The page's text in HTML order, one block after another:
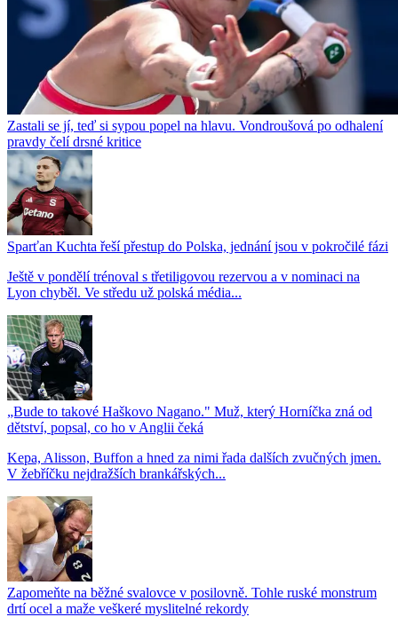
Zastali se jí, teď si sypou popel na hlavu. Vondroušová po odhalení
pravdy čelí drsné kritice
Sparťan Kuchta řeší přestup do Polska, jednání jsou v pokročilé fázi
Ještě v pondělí trénoval s třetiligovou rezervou a v nominaci na
Lyon chyběl. Ve středu už polská média...
„Bude to takové Haškovo Nagano." Muž, který Horníčka zná od
dětství, popsal, co ho v Anglii čeká
Kepa, Alisson, Buffon a hned za nimi řada dalších zvučných jmen.
V žebříčku nejdražších brankářských...
Zapomeňte na běžné svalovce v posilovně. Tohle ruské monstrum
drtí ocel a maže veškeré myslitelné rekordy